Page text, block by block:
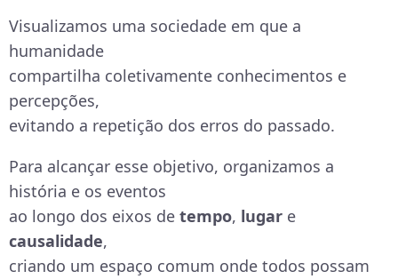
Visualizamos uma sociedade em que a
humanidade
compartilha coletivamente conhecimentos e
percepções,
evitando a repetição dos erros do passado.
Para alcançar esse objetivo, organizamos a
história e os eventos
ao longo dos eixos de tempo, lugar e
causalidade,
criando um espaço comum onde todos possam